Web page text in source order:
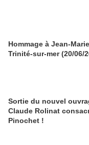
Hommage à Jean-
Trinité-sur-mer (20/06/
Sortie du nouvel
Claude Rolinat
Pinochet !